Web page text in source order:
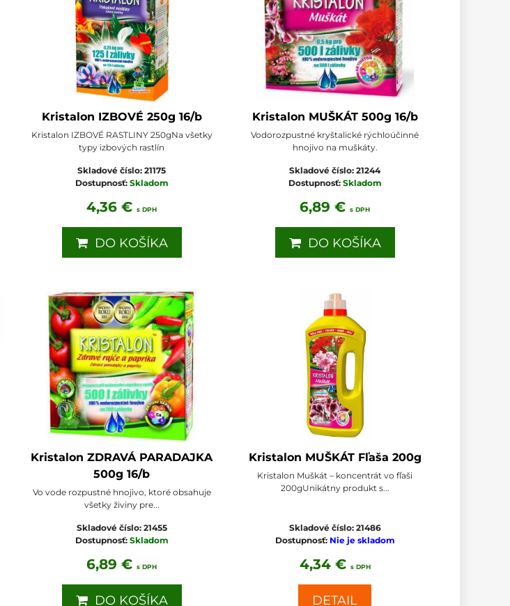
Kristalon IZBOVÉ 250g 16/b
Kristalon IZBOVÉ RASTLINY 250gNa všetky
typy izbových rastlín
Skladové číslo:21175
Dostupnosť: Skladom
4,36 €s DPH
DO KOŠÍKA
Kristalon MUŠKÁT 500g 16/b
Vodorozpustné kryštalické rýchloúčinné
hnojivo na muškáty.
Skladové číslo:21244
Dostupnosť: Skladom
6,89 €s DPH
DO KOŠÍKA
Kristalon ZDRAVÁ PARADAJKA
500g 16/b
Vo vode rozpustné hnojivo, ktoré obsahuje
všetky živiny pre...
Skladové číslo: 21455
Dostupnosť: Skladom
6,89 €s DPH
DO KOŠÍKA
Kristalon MUŠKÁT Fľaša 200g
Kristalon Muškát – koncentrát vo fľaši
200gUnikátny produkt s...
Skladové číslo: 21486
Dostupnosť: Nie je skladom
4,34 € s DPH
DETAIL